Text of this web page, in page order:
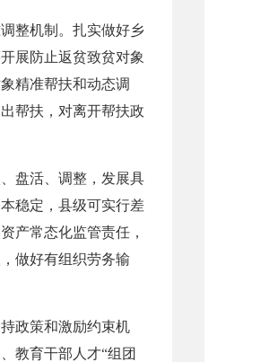
整机制。扎实做好乡
展防止返贫致贫对象
精准帮扶和动态调
帮扶，对离开帮扶政
盘活、调整，发展具
稳定，县级可实行差
产常态化监管责任，
做好有组织劳务输
政策和激励约束机
教育干部人才“组团